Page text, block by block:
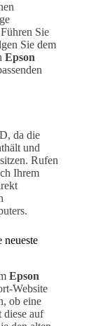
Sie
Sie dem
Epson
da die
und
Rufen
Ihrem
neueste
Epson
Website
ob eine
diese auf